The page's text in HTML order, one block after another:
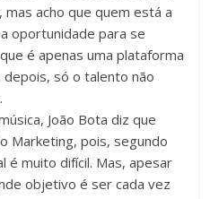
acho que quem está a
oportunidade para se
é apenas uma plataforma
só o talento não
João Bota diz que
Marketing, pois, segundo
é muito difícil. Mas, apesar
objetivo é ser cada vez